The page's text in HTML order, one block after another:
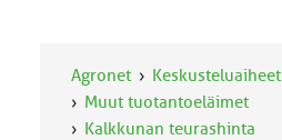
Agronet
Keskusteluaiheet
Muut tuotantoeläimet
Kalkkunan teurashinta